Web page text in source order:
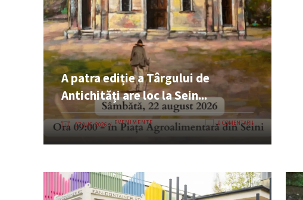
A patra ediție a Târgului de
Antichități are loc la Sein...
07 AUG. 2026 EVENIMENTE 0 COMENTARII